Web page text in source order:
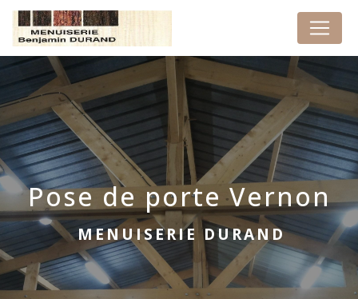
Pose de porte Vernon
MENUISERIE DURAND
Panneau de gestion des cookies